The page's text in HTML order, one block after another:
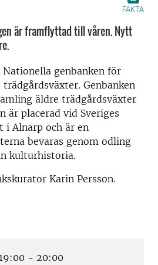
FAKTA
är framflyttad till våren. Nytt
genbanken för
Genbanken
äldre trädgårdsväxter
är placerad vid Sveriges
i Alnarp och är en
bevaras genom odling
kulturhistoria.
Karin Persson.
- 20:00